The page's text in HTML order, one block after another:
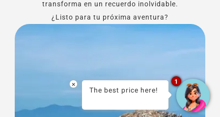
transforma en un recuerdo inolvidable.
¿Listo para tu próxima aventura?
×
The best price here!
1